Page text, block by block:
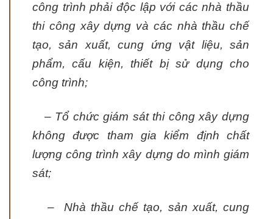
công trình phải độc lập với các nhà thầu
thi công xây dựng và các nhà thầu chế
tạo, sản xuất, cung ứng vật liệu, sản
phẩm, cấu kiện, thiết bị sử dụng cho
công trình;
– Tổ chức giám sát thi công xây dựng
không được tham gia kiểm định chất
lượng công trình xây dựng do mình giám
sát;
– Nhà thầu chế tạo, sản xuất, cung